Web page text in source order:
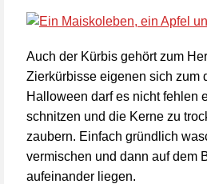
Auch der Kürbis gehört zum
Zierkürbisse eigenen sich zum
Halloween darf es nicht fehlen
schnitzen und die Kerne zu
zaubern. Einfach gründlich
vermischen und dann auf dem
aufeinander liegen.